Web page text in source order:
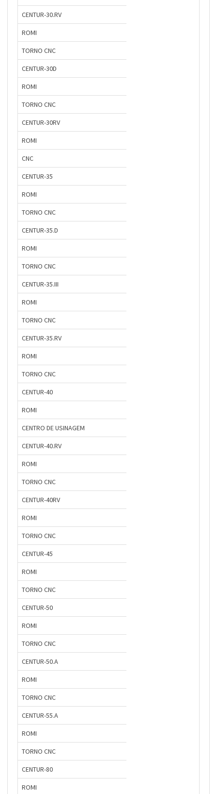
CENTUR-30.RV
ROMI
TORNO CNC
CENTUR-30D
ROMI
TORNO CNC
CENTUR-30RV
ROMI
CNC
CENTUR-35
ROMI
TORNO CNC
CENTUR-35.D
ROMI
TORNO CNC
CENTUR-35.III
ROMI
TORNO CNC
CENTUR-35.RV
ROMI
TORNO CNC
CENTUR-40
ROMI
CENTRO DE USINAGEM
CENTUR-40.RV
ROMI
TORNO CNC
CENTUR-40RV
ROMI
TORNO CNC
CENTUR-45
ROMI
TORNO CNC
CENTUR-50
ROMI
TORNO CNC
CENTUR-50.A
ROMI
TORNO CNC
CENTUR-55.A
ROMI
TORNO CNC
CENTUR-80
ROMI